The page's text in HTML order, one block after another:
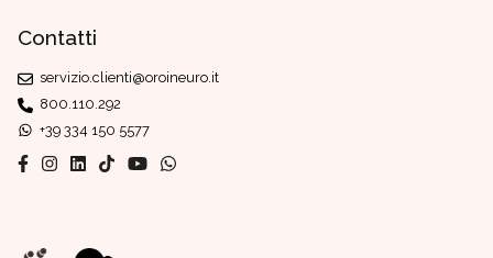
Contatti
servizio.clienti@oroineuro.it
800.110.292
+39 334 150 5577